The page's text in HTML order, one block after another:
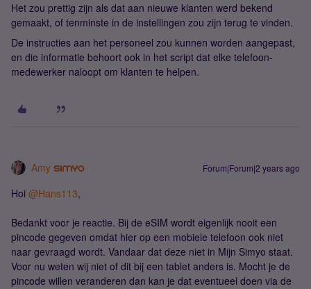
Het zou prettig zijn als dat aan nieuwe klanten werd bekend
gemaakt, of tenminste in de instellingen zou zijn terug te vinden.
De instructies aan het personeel zou kunnen worden aangepast,
en die informatie behoort ook in het script dat elke telefoon-
medewerker naloopt om klanten te helpen.
Amy Forum|Forum|2 years ago
Hoi @Hans113,
Bedankt voor je reactie. Bij de eSIM wordt eigenlijk nooit een
pincode gegeven omdat hier op een mobiele telefoon ook niet
naar gevraagd wordt. Vandaar dat deze niet in Mijn Simyo staat.
Voor nu weten wij niet of dit bij een tablet anders is. Mocht je de
pincode willen veranderen dan kan je dat eventueel doen via de